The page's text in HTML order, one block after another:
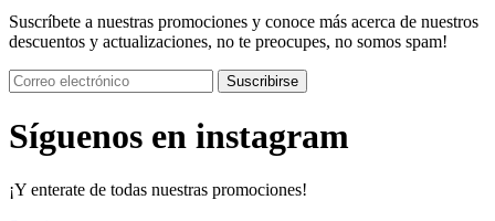
Suscríbete a nuestras promociones y conoce más acerca de nuestros
descuentos y actualizaciones, no te preocupes, no somos spam!
Suscribirse
Síguenos en instagram
¡Y enterate de todas nuestras promociones!